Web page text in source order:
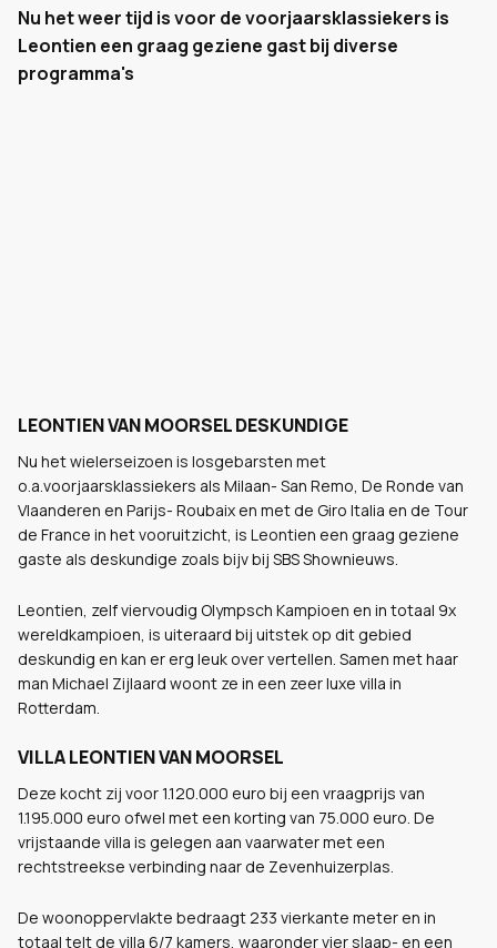
Nu het weer tijd is voor de voorjaarsklassiekers is
Leontien een graag geziene gast bij diverse
programma's
LEONTIEN VAN MOORSEL DESKUNDIGE
Nu het wielerseizoen is losgebarsten met
o.a.voorjaarsklassiekers als Milaan- San Remo, De Ronde van
Vlaanderen en Parijs- Roubaix en met de Giro Italia en de Tour
de France in het vooruitzicht, is Leontien een graag geziene
gaste als deskundige zoals bijv bij SBS Shownieuws.
Leontien, zelf viervoudig Olympsch Kampioen en in totaal 9x
wereldkampioen, is uiteraard bij uitstek op dit gebied
deskundig en kan er erg leuk over vertellen. Samen met haar
man Michael Zijlaard woont ze in een zeer luxe villa in
Rotterdam.
VILLA LEONTIEN VAN MOORSEL
Deze kocht zij voor 1.120.000 euro bij een vraagprijs van
1.195.000 euro ofwel met een korting van 75.000 euro. De
vrijstaande villa is gelegen aan vaarwater met een
rechtstreekse verbinding naar de Zevenhuizerplas.
De woonoppervlakte bedraagt 233 vierkante meter en in
totaal telt de villa 6/7 kamers, waaronder vier slaap- en een